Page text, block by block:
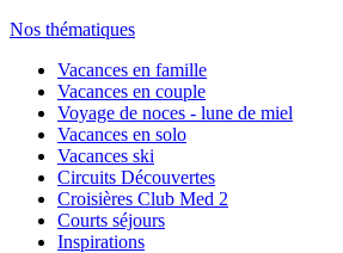
Nos thématiques
Vacances en famille
Vacances en couple
Voyage de noces - lune de miel
Vacances en solo
Vacances ski
Circuits Découvertes
Croisières Club Med 2
Courts séjours
Inspirations